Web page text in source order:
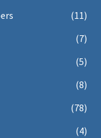
(11)
(7)
(5)
(8)
(78)
(4)